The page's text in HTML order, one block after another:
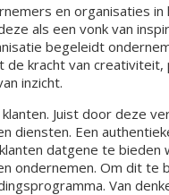
en organisaties in
als een vonk van
begeleidt
de kracht van creativiteit,
inzicht.
Juist door deze
diensten. Een
datgene te bieden
ondernemen. Om dit te
Van